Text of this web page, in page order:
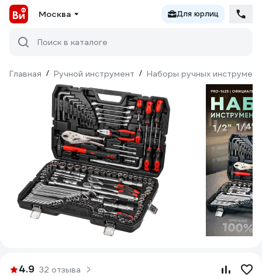
Москва Для юрлиц
Поиск в каталоге
Главная / Ручной инструмент / Наборы ручных
4.9 32 отзыва